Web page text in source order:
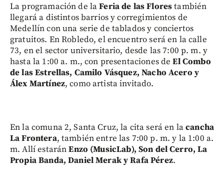
La programación de laFeria de las Florestambién
llegará a distintos barrios y corregimientos de
Medellín con una serie de tablados y conciertos
gratuitos. En Robledo, el encuentro será en la calle
73, en el sector universitario, desde las 7:00 p. m. y
hasta la 1:00 a. m., con presentaciones deEl Combo
de las Estrellas, Camilo Vásquez, Nacho Acero y
Álex Martínez, como artista invitado.
En la comuna 2, Santa Cruz, la cita será en lacancha
La Frontera, también entre las 7:00 p. m. y la 1:00 a.
m. Allí estaránEnzo (MusicLab), Son del Cerro, La
Propia Banda, Daniel Merak y Rafa Pérez.